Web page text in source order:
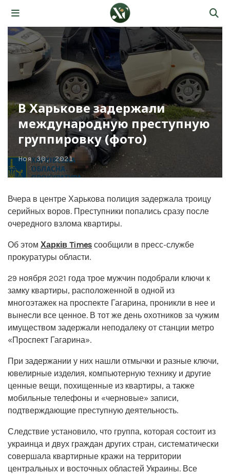
В Харькове задержали
международную преступную
группировку (фото)
Ноя 30, 2021
Вчера в центре Харькова полиция задержала троицу
серийных воров. Преступники попались сразу после
очередного взлома квартиры.
Об этом Харків Times сообщили в пресс-службе
прокуратуры области.
29 ноября 2021 года трое мужчин подобрали ключи к
замку квартиры, расположенной в одной из
многоэтажек на проспекте Гагарина, проникли в нее и
вынесли все ценное. В тот же день охотников за чужим
имуществом задержали неподалеку от станции метро
«Проспект Гагарина».
При задержании у них нашли отмычки и разные ключи,
ювелирные изделия, компьютерную технику и другие
ценные вещи, похищенные из квартиры, а также
мобильные телефоны и «черновые» записи,
подтверждающие преступную деятельность.
Следствие установило, что группа, которая состоит из
украинца и двух граждан других стран, систематически
совершала квартирные кражи на территории
центральных и восточных областей Украины. Все